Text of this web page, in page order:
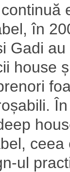
în
Gadi
house
ul